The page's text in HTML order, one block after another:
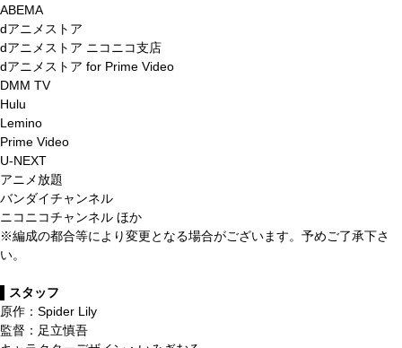
ABEMA
dアニメストア
dアニメストア ニコニコ支店
dアニメストア for Prime Video
DMM TV
Hulu
Lemino
Prime Video
U-NEXT
アニメ放題
バンダイチャンネル
ニコニコチャンネル ほか
※編成の都合等により変更となる場合がございます。予めご了承下さ
い。
▌スタッフ
原作：Spider Lily
監督：足立慎吾